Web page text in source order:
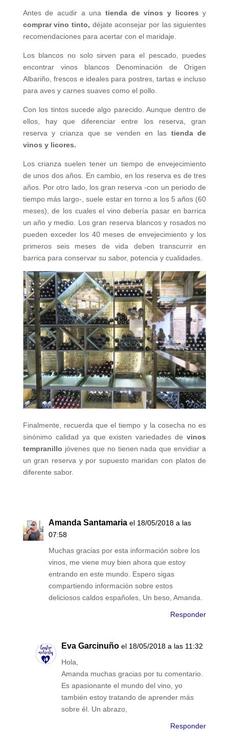
Antes de acudir a una tienda de vinos y licoresy
comprar vino tinto, déjate aconsejar por las siguientes
recomendaciones para acertar con el maridaje.
Los blancos no solo sirven para el pescado, puedes
encontrar vinos blancos Denominación de Origen
Albariño, frescos e ideales para postres, tartas e incluso
para aves y carnes suaves como el pollo.
Con los tintos sucede algo parecido. Aunque dentro de
ellos, hay que diferenciar entre los reserva, gran
reserva y crianza que se venden en las tienda de
vinos y licores.
Los crianza suelen tener un tiempo de envejecimiento
de unos dos años. En cambio, en los reserva es de tres
años. Por otro lado, los gran reserva -con un periodo de
tiempo más largo-, suele estar en torno a los 5 años (60
meses), de los cuales el vino debería pasar en barrica
un año y medio. Los gran reserva blancos y rosados no
pueden exceder los 40 meses de envejecimiento y los
primeros seis meses de vida deben transcurrir en
barrica para conservar su sabor, potencia y cualidades.
Finalmente, recuerda que el tiempo y la cosecha no es
sinónimo calidad ya que existen variedades devinos
tempranillo jóvenes que no tienen nada que envidiar a
un gran reserva y por supuesto maridan con platos de
diferente sabor.
Amanda Santamaria el 18/05/2018 a las
07:58
Muchas gracias por esta información sobre los
vinos, me viene muy bien ahora que estoy
entrando en este mundo. Espero sigas
compartiendo información sobre estos
deliciosos caldos españoles, Un beso, Amanda.
Responder
Eva Garcinuño el 18/05/2018 a las 11:32
Hola,
Amanda muchas gracias por tu comentario.
Es apasionante el mundo del vino, yo
también estoy tratando de aprender más
sobre él. Un abrazo,
Responder